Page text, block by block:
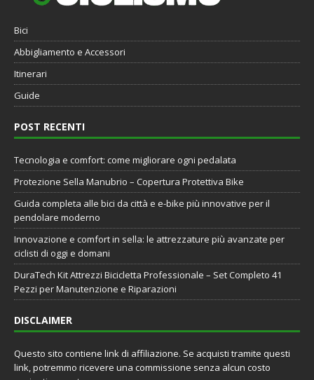
Bici
Abbigliamento e Accessori
Itinerari
Guide
POST RECENTI
Tecnologia e comfort: come migliorare ogni pedalata
Protezione Sella Manubrio – Copertura Protettiva Bike
Guida completa alle bici da città e e-bike più innovative per il
pendolare moderno
Innovazione e comfort in sella: le attrezzature più avanzate per
ciclisti di oggi e domani
DuraTech Kit Attrezzi Bicicletta Professionale – Set Completo 41
Pezzi per Manutenzione e Riparazioni
DISCLAIMER
Questo sito contiene link di affiliazione. Se acquisti tramite questi
link, potremmo ricevere una commissione senza alcun costo